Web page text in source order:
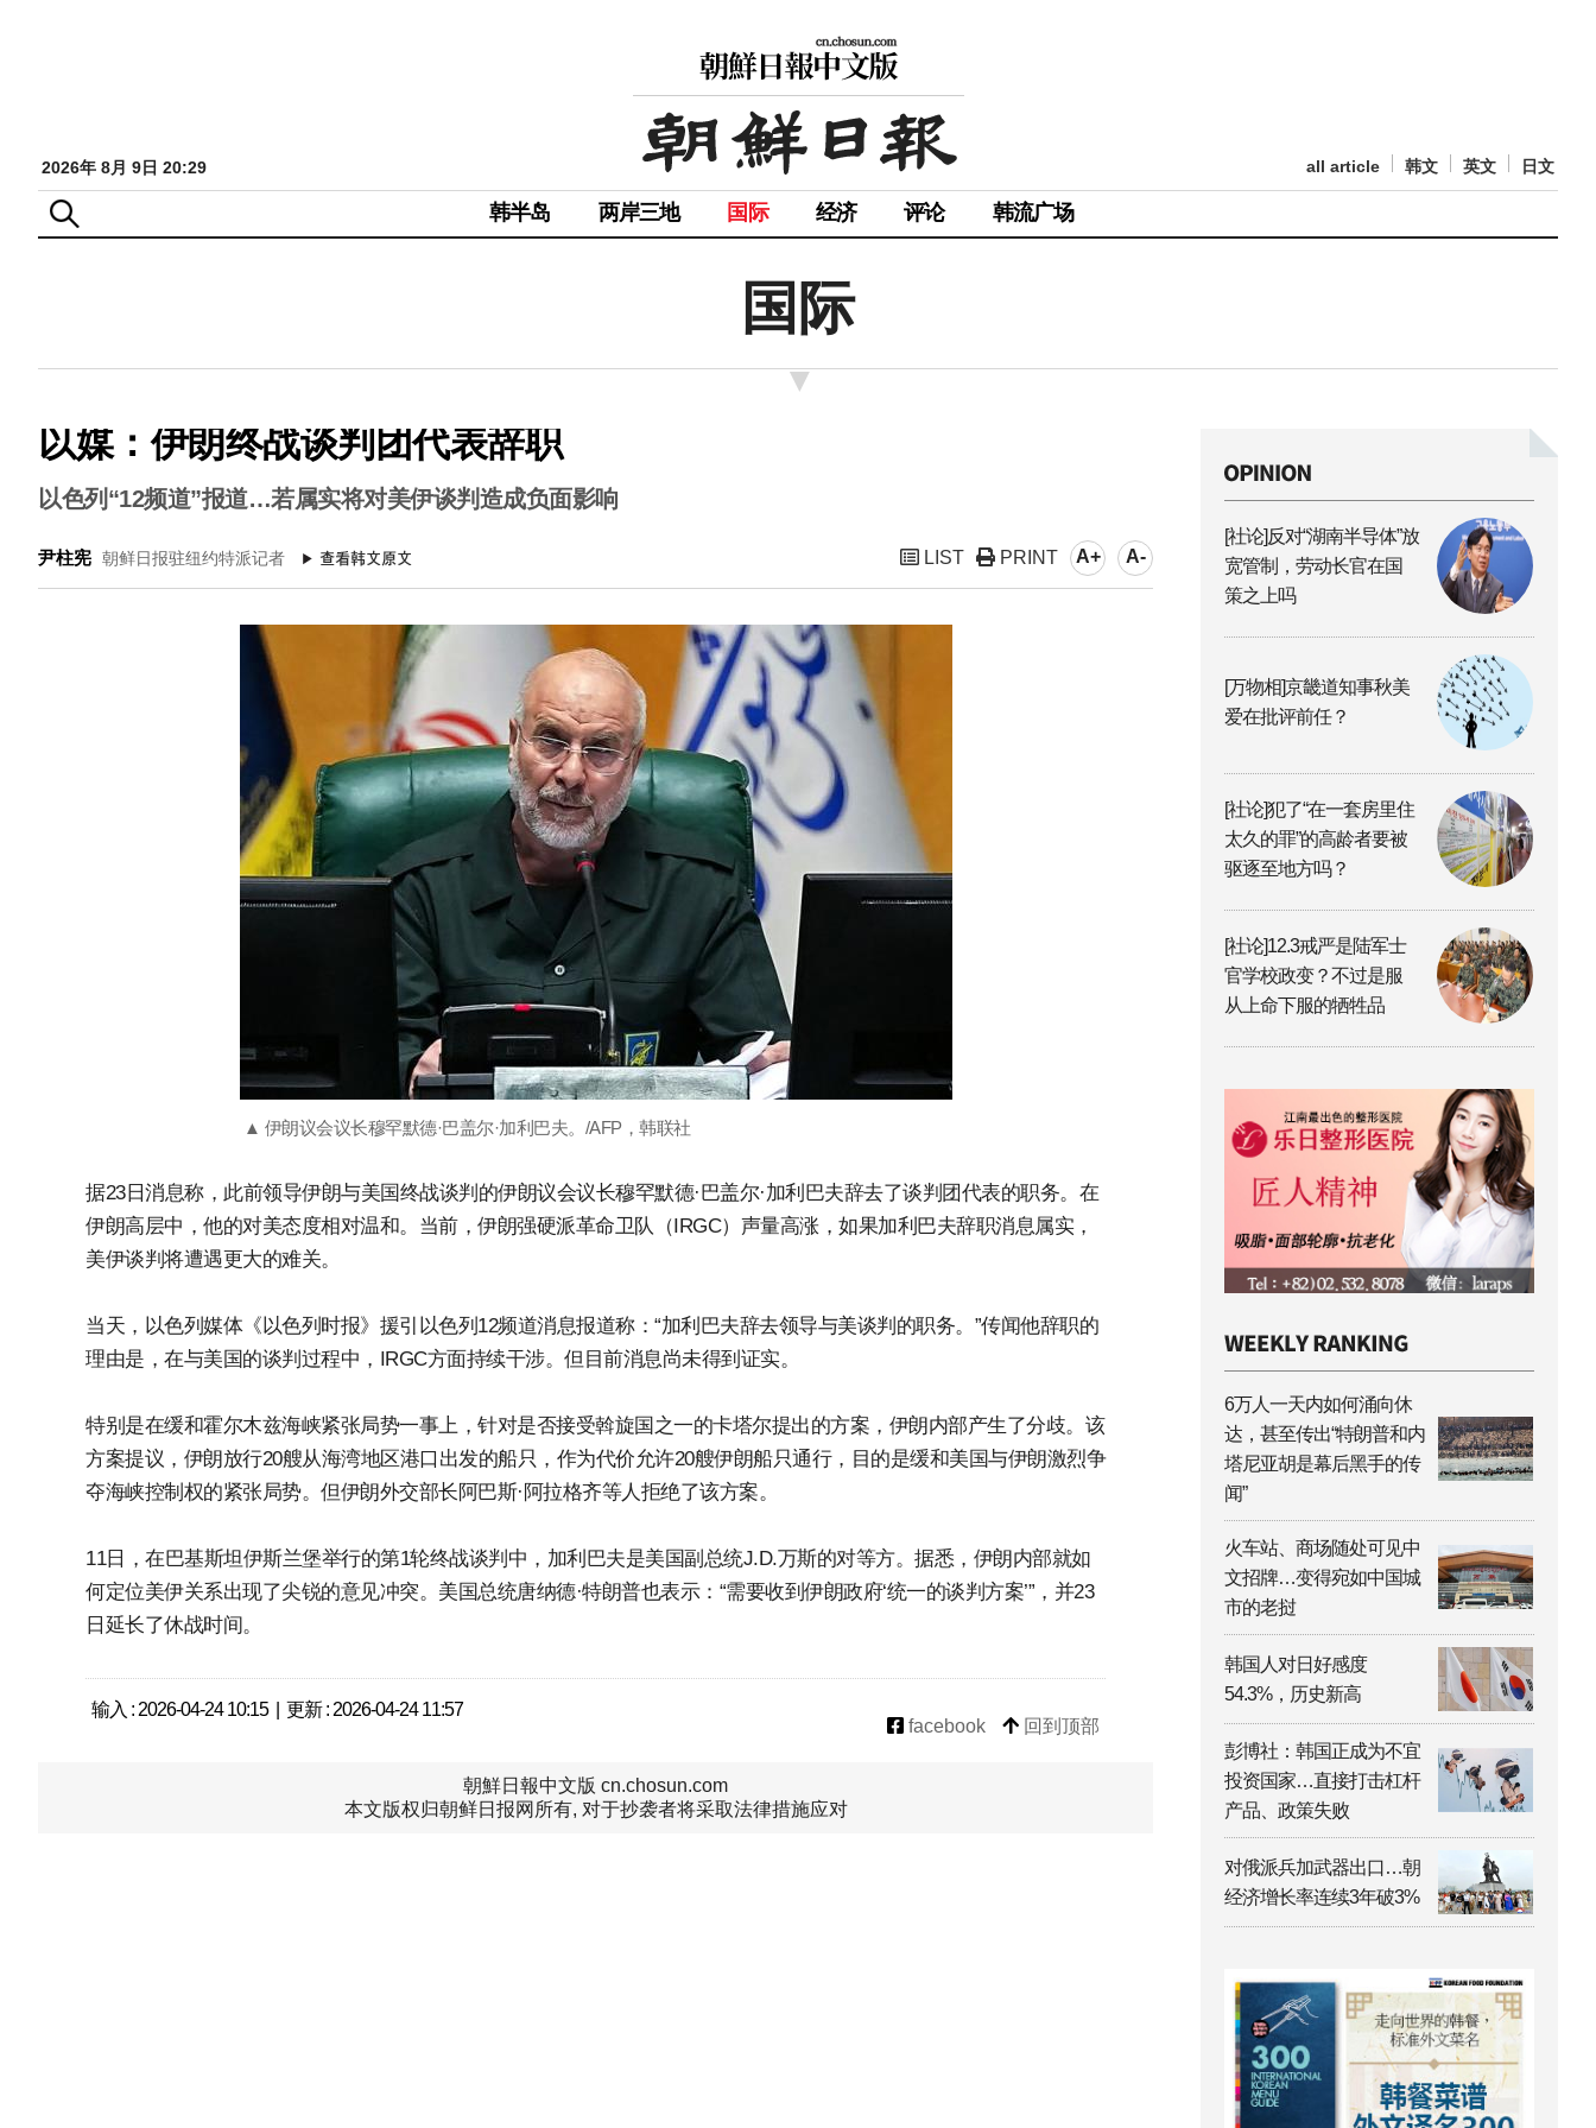
2026年 8月 9日 20:29 all article 韩文 英文 日文
韩半岛 两岸三地 国际 经济 评论 韩流广场
国际
以媒：伊朗终战谈判团代表辞职
以色列“12频道”报道…若属实将对美伊谈判造成负面影响
尹柱宪 朝鲜日报驻纽约特派记者 LIST PRINT A+ A-
▲ 伊朗议会议长穆罕默德·巴盖尔·加利巴夫。/AFP，韩联社
据23日消息称，此前领导伊朗与美国终战谈判的伊朗议会议长穆罕默德·巴盖尔·加利巴夫辞去了谈判团代表的职务。在
伊朗高层中，他的对美态度相对温和。当前，伊朗强硬派革命卫队（IRGC）声量高涨，如果加利巴夫辞职消息属实，
美伊谈判将遭遇更大的难关。
当天，以色列媒体《以色列时报》援引以色列12频道消息报道称：“加利巴夫辞去领导与美谈判的职务。”传闻他辞职的
理由是，在与美国的谈判过程中，IRGC方面持续干涉。但目前消息尚未得到证实。
特别是在缓和霍尔木兹海峡紧张局势一事上，针对是否接受斡旋国之一的卡塔尔提出的方案，伊朗内部产生了分歧。该
方案提议，伊朗放行20艘从海湾地区港口出发的船只，作为代价允许20艘伊朗船只通行，目的是缓和美国与伊朗激烈争
夺海峡控制权的紧张局势。但伊朗外交部长阿巴斯·阿拉格齐等人拒绝了该方案。
11日，在巴基斯坦伊斯兰堡举行的第1轮终战谈判中，加利巴夫是美国副总统J.D.万斯的对等方。据悉，伊朗内部就如
何定位美伊关系出现了尖锐的意见冲突。美国总统唐纳德·特朗普也表示：“需要收到伊朗政府‘统一的谈判方案’”，并23
日延长了休战时间。
输入 : 2026-04-24 10:15 | 更新 : 2026-04-24 11:57
facebook
回到顶部
朝鮮日報中文版 cn.chosun.com
本文版权归朝鲜日报网所有, 对于抄袭者将采取法律措施应对
[社论]反对“湖南半导体”放
宽管制，劳动长官在国
策之上吗
[万物相]京畿道知事秋美
爱在批评前任？
[社论]犯了“在一套房里住
太久的罪”的高龄者要被
驱逐至地方吗？
[社论]12.3戒严是陆军士
官学校政变？不过是服
从上命下服的牺牲品
6万人一天内如何涌向休
达，甚至传出“特朗普和内
塔尼亚胡是幕后黑手的传
闻”
火车站、商场随处可见中
文招牌…变得宛如中国城
市的老挝
韩国人对日好感度
54.3%，历史新高
彭博社：韩国正成为不宜
投资国家…直接打击杠杆
产品、政策失败
对俄派兵加武器出口…朝
经济增长率连续3年破3%